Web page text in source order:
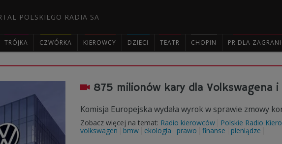
POLSKIEGO RADIA SA
TRÓJKA CZWÓRKA KIEROWCY DZIECI TEATR CHOPIN PR DLA
875 milionów kary dla Volkswagena i
Komisja Europejska wydała wyrok w sprawie zmowy
Zobacz więcej na temat: Radio kierowców Polskie Radio
volkswagen
bmw ekologia prawo finanse pieniądze